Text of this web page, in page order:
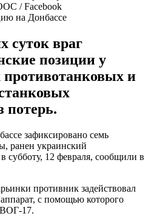
/ Facebook
на Донбассе
суток враг
позиции у
и
потерь.
зафиксировано семь
ранен украинский
12 февраля, сообщили в
противник задействовал
с помощью которого
ВОГ-17.